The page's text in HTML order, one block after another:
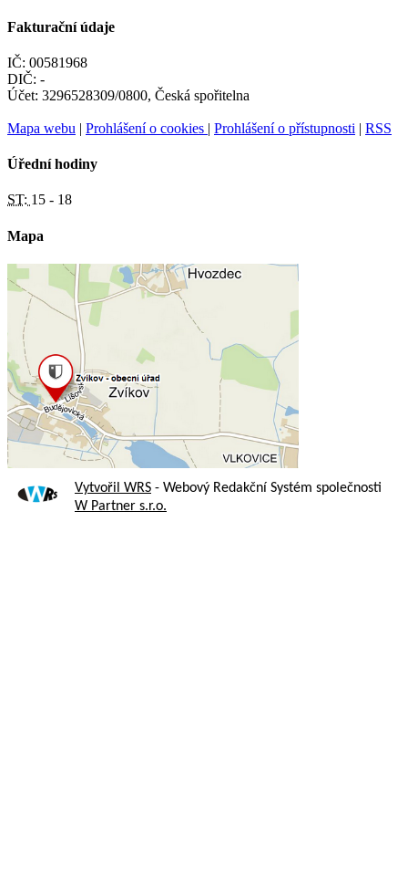
Fakturační údaje
IČ: 00581968
DIČ: -
Účet: 3296528309/0800, Česká spořitelna
Mapa webu | Prohlášení o cookies | Prohlášení o přístupnosti | RSS
Úřední hodiny
ST: 15 - 18
Mapa
Vytvořil WRS - Webový Redakční Systém společnosti
W Partner s.r.o.